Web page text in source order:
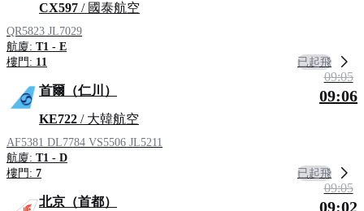
CX597 / 國泰航空
QR5823 JL7029
航廈: T1 - E
樓門: 11 已起飛
首爾（仁川）
KE722 / 大韓航空
AF5381 DL7784 VS5506 JL5211
航廈: T1 - D
樓門: 7
09:05
09:06
已起飛
北京（首都）
09:05
09:02